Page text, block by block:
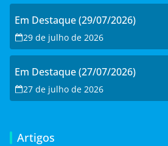
Em Destaque (29/07/2026)
29 de julho de 2026
Em Destaque (27/07/2026)
27 de julho de 2026
Artigos